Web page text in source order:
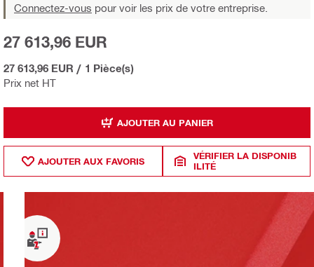
Connectez-vous pour voir les prix de votre entreprise.
Prix net HT
27 613,96 EUR
27 613,96 EUR / 1 Pièce(s)
AJOUTER AU PANIER
AJOUTER AUX FAVORIS
VÉRIFIER LA DISPONIB
ILITÉ